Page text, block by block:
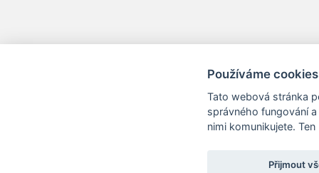
Používáme
Tato webová stránka
správného fungování
nimi komunikujete.
Přijmout